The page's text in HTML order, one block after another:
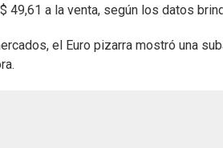
49,61 a la venta, según los datos
el Euro pizarra mostró una